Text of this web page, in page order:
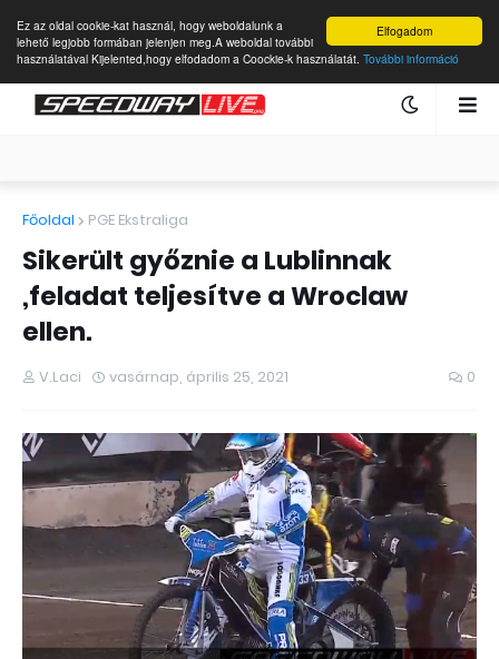
Elfogadom
Ez az oldal cookie-kat használ, hogy weboldalunk a
lehető legjobb formában jelenjen meg.A weboldal további
használatával Kijelented,hogy elfodadom a Coockie-k használatát. További információ
Főoldal PGE Ekstraliga
Sikerült győznie a Lublinnak
,feladat teljesítve a Wroclaw
ellen.
V.Laci vasárnap, április 25, 2021 0